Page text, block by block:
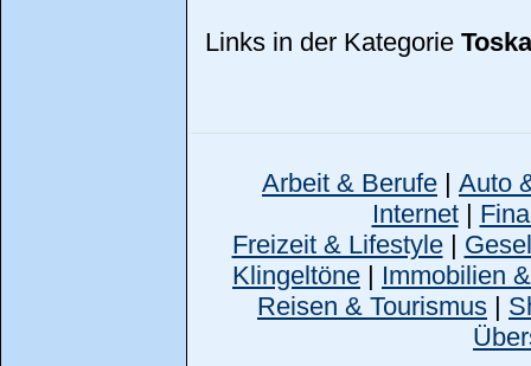
Links in der Kategorie
Arbeit & Berufe | Auto
Internet|
Freizeit & Lifestyle|
Klingeltöne | Immobilien
Reisen & Tourismus |